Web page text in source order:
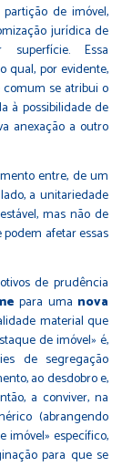
de imóvel,
jurídica de
Essa
qual, por evidente,
se atribui o
à possibilidade de
anexação a outro
entre, de um
a unitariedade
mas não de
afetar essas
de prudência
para uma nova
material que
de imóvel» é,
de segregação
ao desdobro e,
a conviver, na
(abrangendo
imóvel» específico,
para que se